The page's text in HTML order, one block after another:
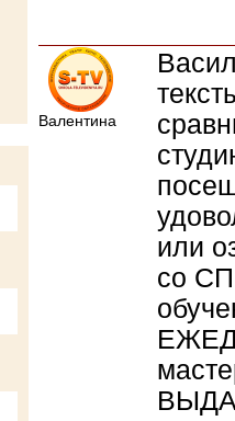
Валентина
или
со